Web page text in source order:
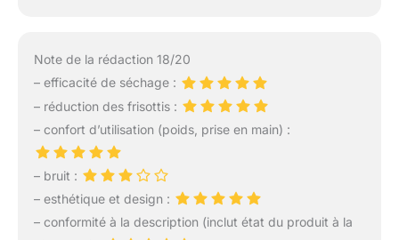
Note de la rédaction 18/20
– efficacité de séchage :
– réduction des frisottis :
– confort d’utilisation (poids, prise en main) :
– bruit :
– esthétique et design :
– conformité à la description (inclut état du produit à la